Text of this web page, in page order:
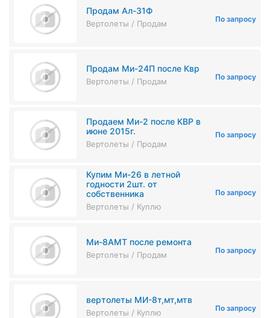
Продам Ал-31Ф
Вертолеты / Продам По запросу
Продам Ми-24П после Квр
Вертолеты / Продам По запросу
Продаем Ми-2 после КВР в
июне 2015г.
Вертолеты / Продам
По запросу
Купим Ми-26 в летной
годности 2шт. от
собственника
Вертолеты / Куплю
По запросу
Ми-8АМТ после ремонта
Вертолеты / Продам По запросу
вертолеты МИ-8т,мт,мтв
Вертолеты / Куплю По запросу